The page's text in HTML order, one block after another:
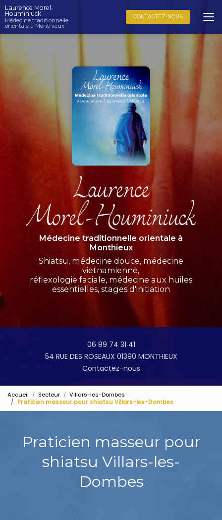
Aller
au
contenu
principal
Laurence Morel-
Houminiuck
Médecine traditionnelle
orientale à Monthieux
CONTACTEZ-NOUS
Médecine traditionnelle orientale à
Monthieux
Shiatsu, médecine douce, médecine
vietnamienne,
réflexologie faciale, médecine aux huiles
essentielles, stages d'initiation
06 89 74 31 41
54 RUE DES ROSEAUX 01390 MONTHIEUX
Contactez-nous
Accueil Secteur
Villars-les-Dombes
Praticien masseur pour shiatsu Villars-les-Dombes
Praticien masseur pour
shiatsu Villars-les-
Dombes